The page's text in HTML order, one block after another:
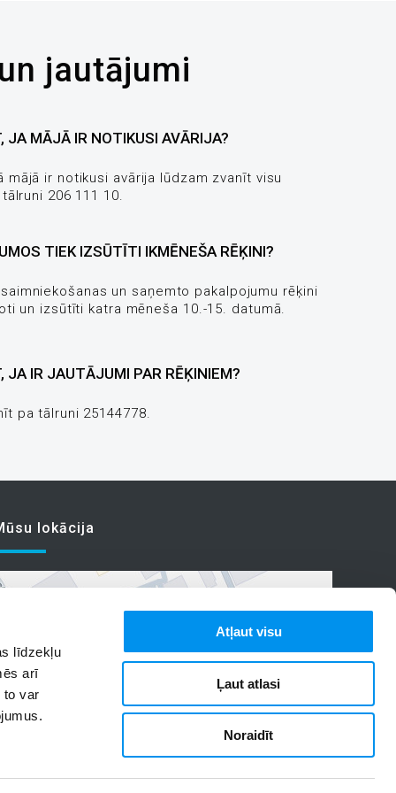
līdzekļu
arī
to var
Atļaut visu
Ļaut atlasi
Noraidīt
jautājumi
JA MĀJĀ IR NOTIKUSI AVĀRIJA?
ir notikusi avārija lūdzam zvanīt visu
206 111 10.
TIEK IZSŪTĪTI IKMĒNEŠA RĒĶINI?
un saņemto pakalpojumu rēķini
un izsūtīti katra mēneša 10.-15. datumā.
JA IR JAUTĀJUMI PAR RĒĶINIEM?
pa tālruni 25144778.
lokācija